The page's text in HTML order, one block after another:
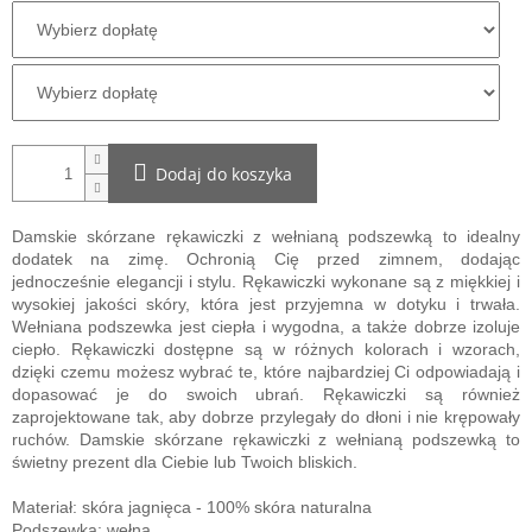
Dodaj do koszyka
Damskie skórzane rękawiczki z wełnianą podszewką to idealny
dodatek na zimę. Ochronią Cię przed zimnem, dodając
jednocześnie elegancji i stylu. Rękawiczki wykonane są z miękkiej i
wysokiej jakości skóry, która jest przyjemna w dotyku i trwała.
Wełniana podszewka jest ciepła i wygodna, a także dobrze izoluje
ciepło. Rękawiczki dostępne są w różnych kolorach i wzorach,
dzięki czemu możesz wybrać te, które najbardziej Ci odpowiadają i
dopasować je do swoich ubrań. Rękawiczki są również
zaprojektowane tak, aby dobrze przylegały do ​​dłoni i nie krępowały
ruchów. Damskie skórzane rękawiczki z wełnianą podszewką to
świetny prezent dla Ciebie lub Twoich bliskich.
Materiał: skóra jagnięca - 100% skóra naturalna